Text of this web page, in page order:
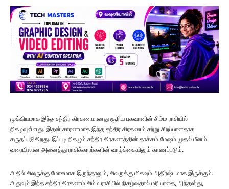
முக்கியமாக இந்த சந்திர கிரகணமானது சூரிய பகவானின் சிம்ம ராசியில்
நிகழவுள்ளது. இதன் காரணமாக இந்த சந்திர கிரகணம் சற்று சிறப்பானதாக
கருதப்படுகிறது. இப்படி நிகழும் சந்திர கிரகணத்தின் தாக்கம் மேஷம் முதல் மீனம்
வரையிலான அனைத்து ராசிக்காரர்களின் வாழ்க்கையிலும் காணப்படும்.
அதில் சிலருக்கு மோசமாக இருந்தாலும், சிலருக்கு மிகவும் அதிர்ஷ்டமாக இருக்கும்.
அதுவும் இந்த சந்திர கிரகணம் சிம்ம ராசியில் நிகழ்வதால் மரியாதை, அந்தஸ்து,